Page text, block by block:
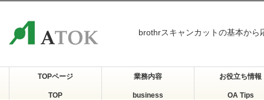
brothrスキャンカットの基本から
TOPページ
TOP
業務内容
business
お役立ち情報
OA Tips